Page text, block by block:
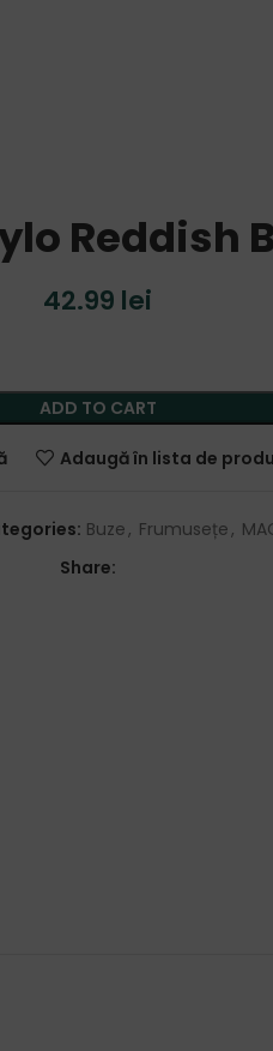
Reddish
42.99 lei
ADD TO CART
Adaugă în lista de
Buze, Frumusețe,
Share: